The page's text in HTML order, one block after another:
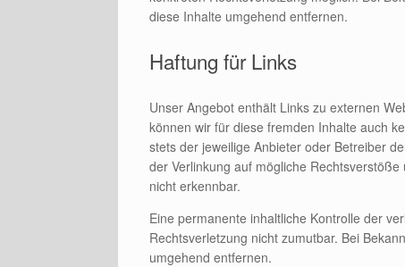
diese Inhalte umgehend entfernen.
Haftung für Links
Unser Angebot enthält Links zu externen
können wir für diese fremden Inhalte auch
stets der jeweilige Anbieter oder Betreiber
der Verlinkung auf mögliche
nicht erkennbar.
Eine permanente inhaltliche Kontrolle der
Rechtsverletzung nicht zumutbar. Bei
umgehend entfernen.